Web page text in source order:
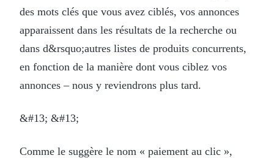
des mots clés que vous avez ciblés, vos annonces
apparaissent dans les résultats de la recherche ou
dans d&rsquo;autres listes de produits concurrents,
en fonction de la manière dont vous ciblez vos
annonces – nous y reviendrons plus tard.
&#13; &#13;
Comme le suggère le nom « paiement au clic »,